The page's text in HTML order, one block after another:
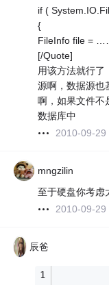
if (
{
FileInfo file =
[/Quote]
用该方法就行了
源啊，数据源也
啊，如果文件不
数据库中
2010-09-29
mngzilin
至于硬盘你考虑
2010-09-29
辰爸